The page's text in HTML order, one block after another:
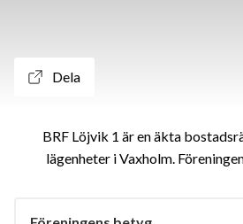
Dela
BRF Löjvik 1 är en äkta
lägenheter i Vaxholm.